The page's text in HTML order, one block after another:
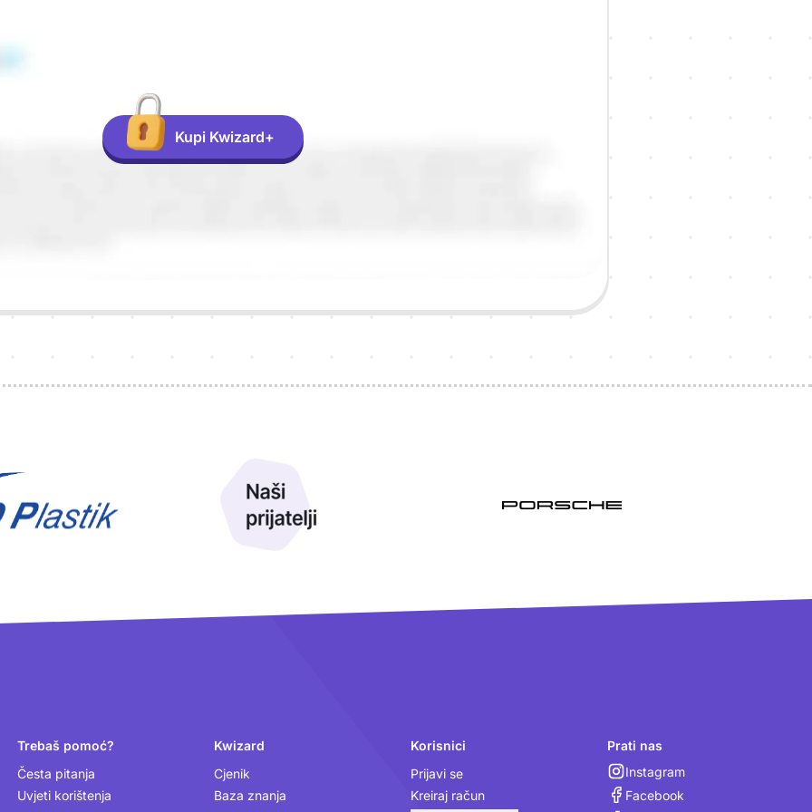
Kupi Kwizard+
Trebaš pomoć?
Česta pitanja
Uvjeti korištenja
Kwizard
Cjenik
Baza znanja
Korisnici
Prijavi se
Kreiraj račun
Prati nas
Instagram
Facebook